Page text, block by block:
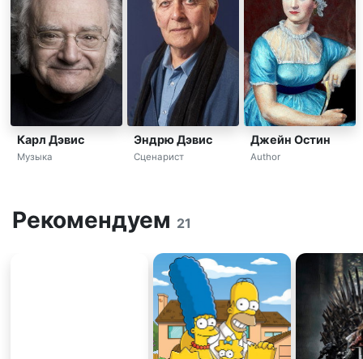
Карл Дэвис
Музыка
Эндрю Дэвис
Сценарист
Джейн Остин
Author
Рекомендуем 21